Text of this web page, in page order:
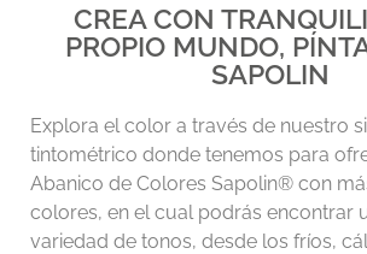
CREA CON
PROPIO MUNDO,
SAPOLIN
Explora el color a través de nuestro
tintométrico donde tenemos para
Abanico de Colores Sapolin® con
colores, en el cual podrás encontrar
variedad de tonos, desde los fríos,